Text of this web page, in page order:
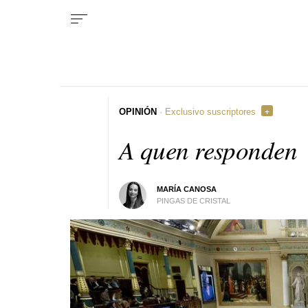
A quen responden
MARÍA CANOSA
PINGAS DE CRISTAL
OPINIÓN · Exclusivo suscriptores